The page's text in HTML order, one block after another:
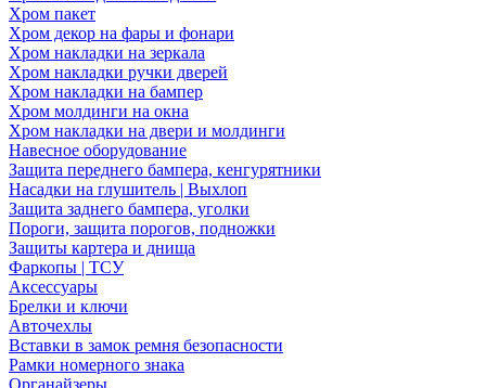
Хром пакет
Хром декор на фары и фонари
Хром накладки на зеркала
Хром накладки ручки дверей
Хром накладки на бампер
Хром молдинги на окна
Хром накладки на двери и молдинги
Навесное оборудование
Защита переднего бампера, кенгурятники
Насадки на глушитель | Выхлоп
Защита заднего бампера, уголки
Пороги, защита порогов, подножки
Защиты картера и днища
Фаркопы | ТСУ
Аксессуары
Брелки и ключи
Авточехлы
Вставки в замок ремня безопасности
Рамки номерного знака
Органайзеры